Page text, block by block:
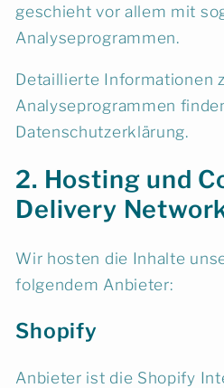
geschieht vor allem mit
Analyseprogrammen.
Detaillierte Informationen
Analyseprogrammen
Datenschutzerklärung.
2. Hosting und
Delivery
Wir hosten die Inhalte
folgendem Anbieter:
Shopify
Anbieter ist die Shopify